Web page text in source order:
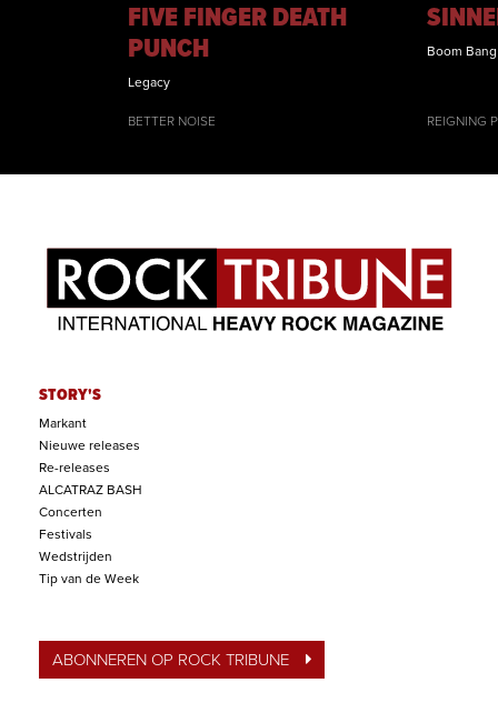
FIVE FINGER DEATH
PUNCH
Legacy
BETTER NOISE
Boom
REIGNING
STORY'S
Markant
Nieuwe releases
Re-releases
ALCATRAZ BASH
Concerten
Festivals
Wedstrijden
Tip van de Week
ABONNEREN OP ROCK TRIBUNE